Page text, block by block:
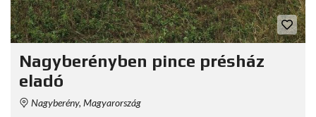
Nagyberényben pince présház
eladó
Nagyberény, Magyarország